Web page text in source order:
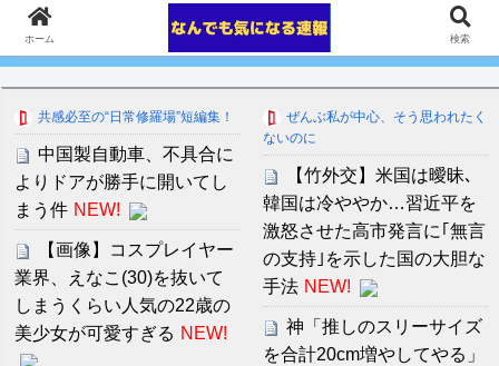
共感必至の“日常修羅場”短編集！
中国製自動車、不具合に
よりドアが勝手に開いてし
まう件 NEW!
【画像】コスプレイヤー
業界、えなこ(30)を抜いて
しまうくらい人気の22歳の
美少女が可愛すぎる NEW!
ぜんぶ私が中心、そう思われたく
ないのに
【竹外交】米国は曖昧､
韓国は冷ややか…習近平を
激怒させた高市発言に｢無言
の支持｣を示した国の大胆な
手法 NEW!
神「推しのスリーサイズ
を合計20cm増やしてやる」
ホーム 検索